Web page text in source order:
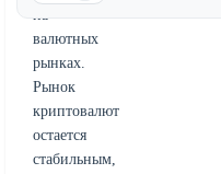
на
валютных
рынках.
Рынок
криптовалют
остается
стабильным,